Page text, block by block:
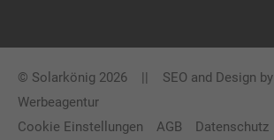
© Solarkönig 2026 || SEO and Design by
Werbeagentur
Cookie Einstellungen
AGB Datenschutz